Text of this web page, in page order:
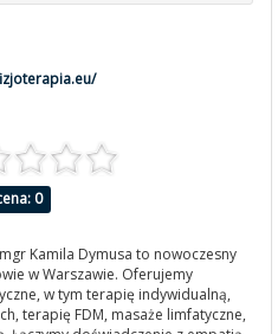
0
Kamila Dymusa to nowoczesny
w Warszawie. Oferujemy
w tym terapię indywidualną,
terapię FDM, masaże limfatyczne,